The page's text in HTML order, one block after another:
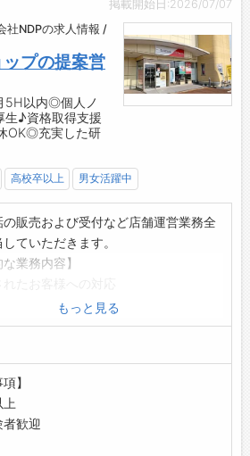
丁寧に接客することで、お客様から
に親切に対応してもらえるなんて！』
声をいただくこともあり、とても嬉し
す。
輩方も皆さん親切で優しく、知識や
富なので、尊敬しています。
も『この人についていきたい！』と
えるようなスタッフになりたいで
から感謝の言葉をいただける瞬間は最
です♪
月間の充実した研修カリキュラム】
修
日間の座学研修で、ビジネスマナー
ル、各種サービスや機種のスペック
修
属後、入社して2ヶ月間はOJTにより
かりとサポートします♪
ないことがあればすぐに相談できる環
員の8割以上が業界未経験からの入社
にも共感しやすく、実体験を活かした
バイスをしてくれます＾＾
修
属後も、全社員向けに定期的に開催さ
で、人間力を高める機会があります！
ュニケーション能力研修」「チームワ
掲載開始日:2026/07/07
社NDPの求人情報 /
プの提案営
5H以内◎個人ノ
生♪資格取得支援
OK◎充実した研
高校卒以上 男女活躍中
の販売および受付など店舗運営業務全
ていただきます。
な業務内容】
ビス・プランのご案内
後は、シンプルな業務からお任せし
めポイント】
の方・ブランクがある方もOK！
た研修とサポート体制で安心してスタ
ます◎
もっと見る
】
上
者歓迎